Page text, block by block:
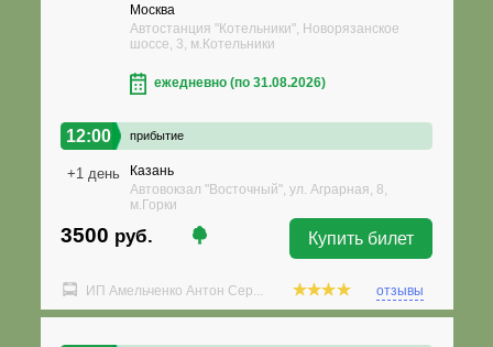
Москва
Автостанция "Котельники", Новорязанское
шоссе, 3, м.Котельники
ежедневно (по 31.08.2026)
12:00 прибытие
+1 день
Казань
Автовокзал "Восточный", ул. Аграрная, 8,
м.Горки
3500 руб. Купить билет
ИП Амельченко Антон Сер... отзывы